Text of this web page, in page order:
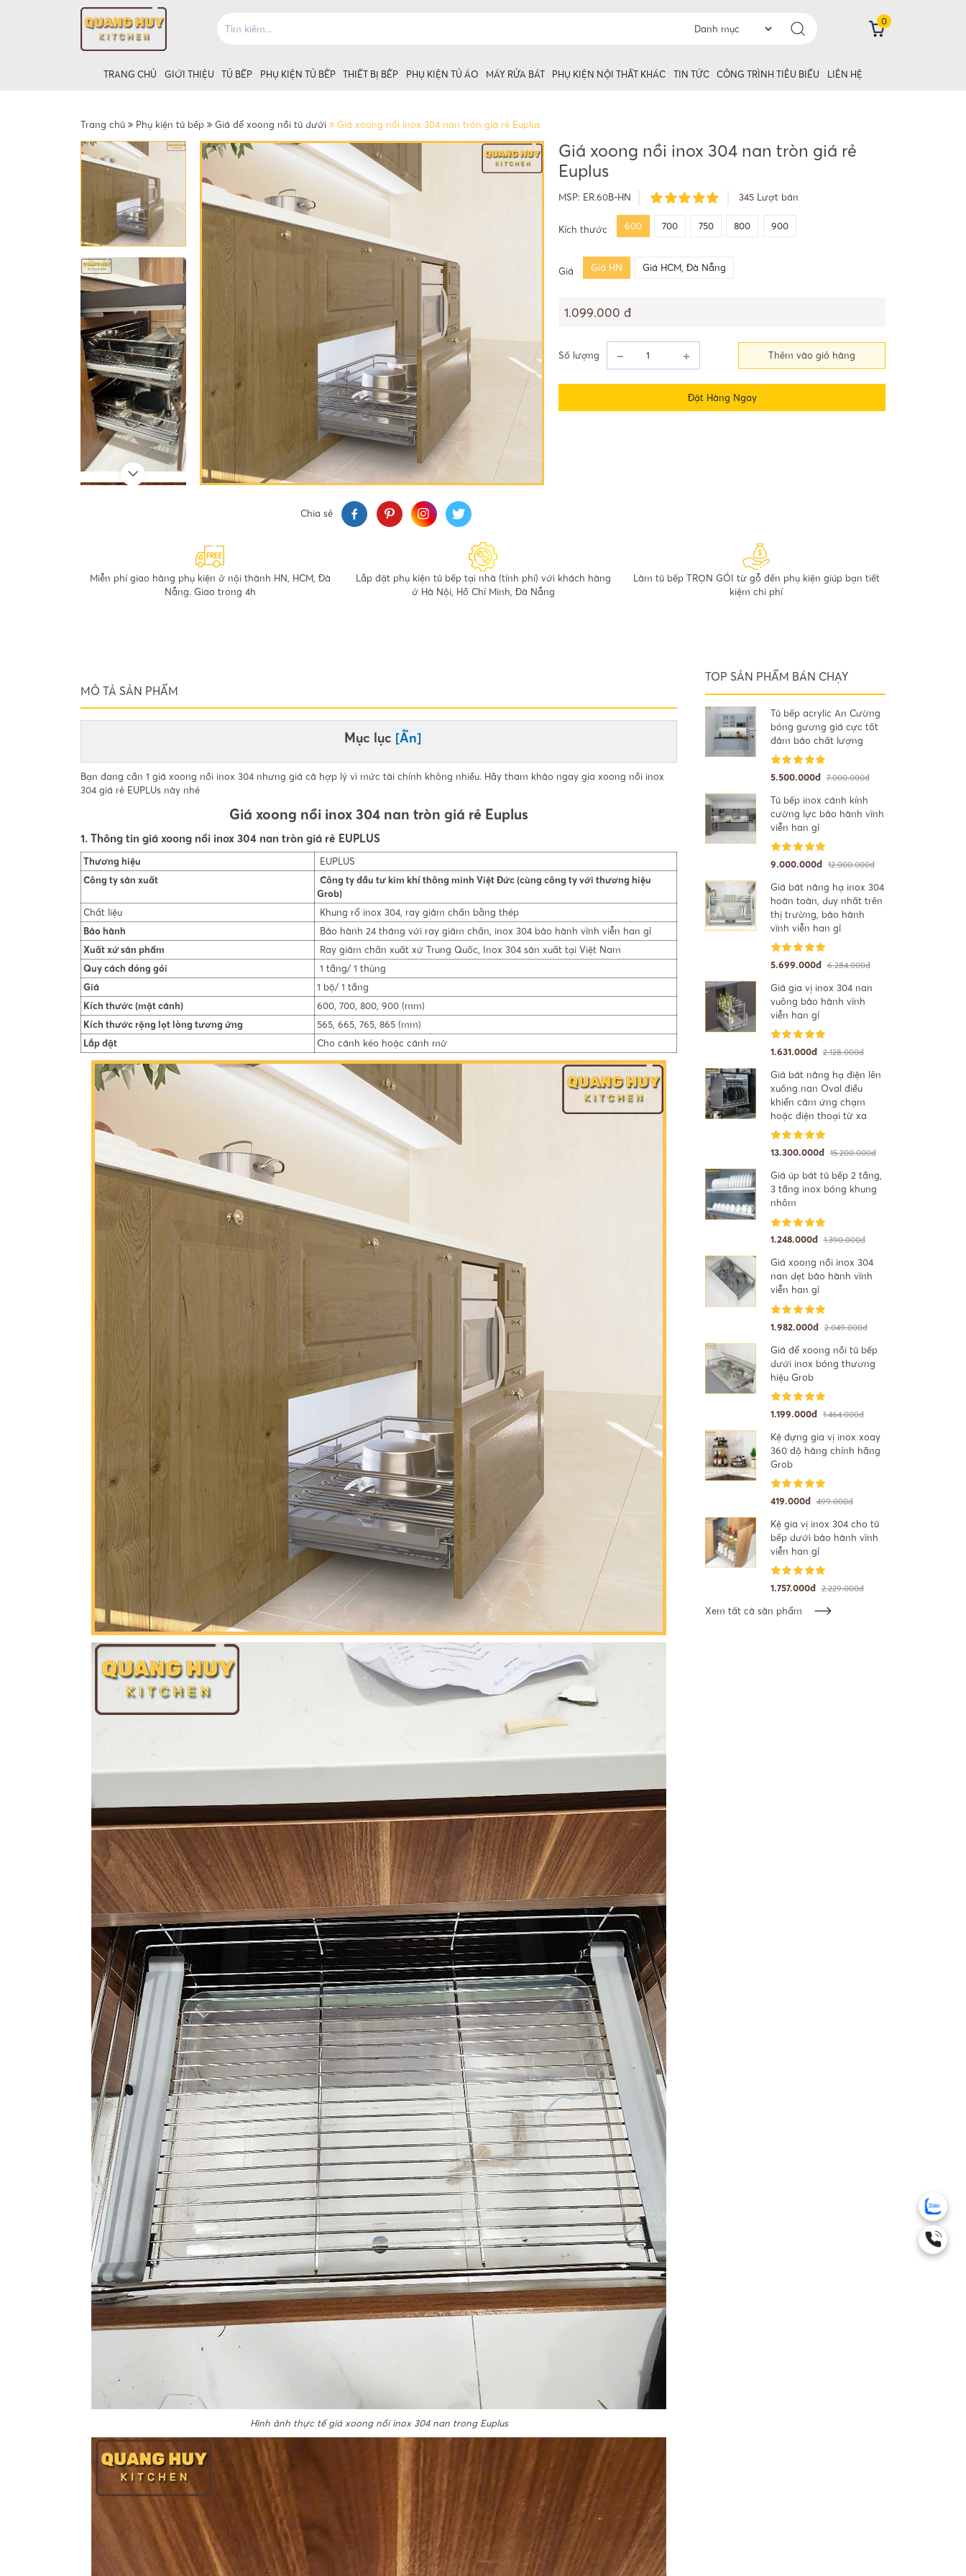
0
TRANG CHỦ GIỚI THIỆU TỦ BẾP PHỤ KIỆN TỦ BẾP
Giá úp bát tủ trên
Giá úp bát tủ dưới
THIẾT BỊ BẾP PHỤ KIỆN TỦ ÁO MÁY RỬA BÁT PHỤ KIỆN NỘI THẤT KHÁC TIN TỨC CÔNG TRÌNH TIÊU BIỂU LIÊN HỆ
Trang chủ Phụ kiện tủ bếp Giá để xoong nồi tủ dưới Giá xoong nồi inox 304 nan tròn giá rẻ Euplus
Giá xoong nồi inox 304 nan tròn giá rẻ
Euplus
MSP: ER.60B-HN 345Lượt bán
Kích thước 600 700 750 800 900
Giá Giá HN Giá HCM, Đà Nẵng
1.099.000 đ
Số lượng Thêm vào giỏ hàng
Đặt Hàng Ngay
Chia sẻ
Miễn phí giao hàng phụ kiện ở nội thành HN, HCM, Đà
Nẵng. Giao trong 4h
Lắp đặt phụ kiện tủ bếp tại nhà (tính phí) với khách hàng
ở Hà Nội, Hồ Chí Minh, Đà Nẵng
Làm tủ bếp TRỌN GÓI từ gỗ đến phụ kiện giúp bạn tiết
kiệm chi phí
MÔ TẢ SẢN PHẨM
Mục lục [Ẩn]
Bạn đang cần 1 giá xoong nồi inox 304 nhưng giá cả hợp lý vì mức tài chính không nhiều. Hãy tham khảo ngay gia xoong nồi inox
304 giá rẻ EUPLUs này nhé
Giá xoong nồi inox 304 nan tròn giá rẻ Euplus
1. Thông tin giá xoong nồi inox 304 nan tròn giá rẻ EUPLUS
Thương hiệu
EUPLUS
Công ty sản xuất
Công ty đầu tư kim khí thông minh Việt Đức (cùng công ty với thương hiệu
Grob)
Chất liệu
Khung rổ inox 304, ray giảm chấn bằng thép
Bảo hành
Bảo hành 24 tháng với ray giảm chấn, inox 304 bảo hành vĩnh viễn han gỉ
Xuất xứ sản phẩm
Ray giảm chấn xuất xứ Trung Quốc, Inox 304 sản xuất tại Việt Nam
Quy cách đóng gói
1 tầng/ 1 thùng
Giá
1 bộ/ 1 tầng
Kích thước (mặt cánh)
600, 700, 800, 900 (mm)
Kích thước rộng lọt lòng tương ứng
565, 665, 765, 865 (mm)
Lắp đặt
Cho cánh kéo hoặc cánh mở
Hình ảnh thực tế giá xoong nồi inox 304 nan trong Euplus
TOP SẢN PHẨM BÁN CHẠY
Tủ bếp acrylic An Cường
bóng gương giá cực tốt
đảm bảo chất lượng
5.500.000đ 7.000.000đ
Tủ bếp inox cánh kính
cường lực bảo hành vĩnh
viễn han gỉ
9.000.000đ 12.000.000đ
Giá bát nâng hạ inox 304
hoàn toàn, duy nhất trên
thị trường, bảo hành
vĩnh viễn han gỉ
5.699.000đ 6.284.000đ
Giá gia vị inox 304 nan
vuông bảo hành vĩnh
viễn han gỉ
1.631.000đ 2.128.000đ
Giá bát nâng hạ điện lên
xuống nan Oval điều
khiển cảm ứng chạm
hoặc điện thoại từ xa
13.300.000đ 15.200.000đ
Giá úp bát tủ bếp 2 tầng,
3 tầng inox bóng khung
nhôm
1.248.000đ 1.390.000đ
Giá xoong nồi inox 304
nan dẹt bảo hành vĩnh
viễn han gỉ
1.982.000đ 2.049.000đ
Giá để xoong nồi tủ bếp
dưới inox bóng thương
hiệu Grob
1.199.000đ 1.464.000đ
Kệ đựng gia vị inox xoay
360 độ hàng chính hãng
Grob
419.000đ 499.000đ
Kệ gia vị inox 304 cho tủ
bếp dưới bảo hành vĩnh
viễn han gỉ
1.757.000đ 2.229.000đ
Xem tất cả sản phẩm